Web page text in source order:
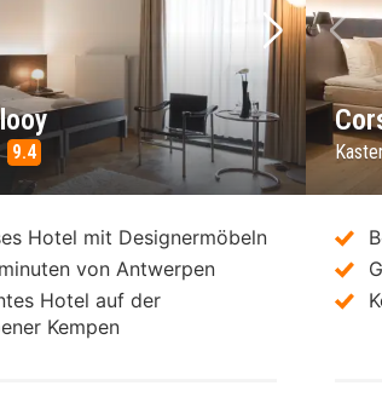
Bild
Nächstes
9.4
Hotel mit Designermöbeln
von Antwerpen
Hotel auf der
Kempen